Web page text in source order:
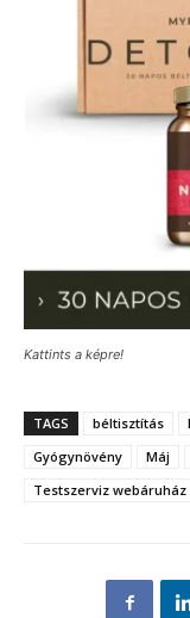
Kattints a képre!
TAGS béltisztítás
Gyógynövény
Máj
Testszerviz webáruház